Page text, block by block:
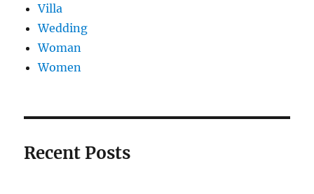
Villa
Wedding
Woman
Women
Recent Posts